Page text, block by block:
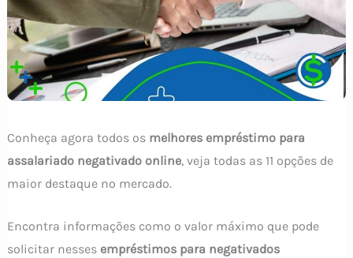
Conheça agora todos os melhores empréstimo para
assalariado negativado online, veja todas as 11 opções de
maior destaque no mercado.
Encontra informações como o valor máximo que pode
solicitar nesses empréstimos para negativados